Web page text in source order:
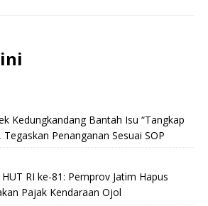
Kedungkandang Bantah Isu “Tangkap
Tegaskan Penanganan Sesuai SOP
RI ke-81: Pemprov Jatim Hapus
Pajak Kendaraan Ojol